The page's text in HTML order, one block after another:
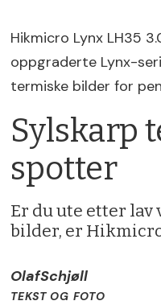
Hikmicro Lynx LH35
oppgraderte Lynx-
termiske bilder for
Sylskarp
spotter
Er du ute etter
bilder, er
OlafSchjøll
TEKST OG FOTO